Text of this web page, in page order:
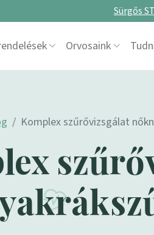
Sürgős
Orvosaink
Komplex szűrővizsgálat